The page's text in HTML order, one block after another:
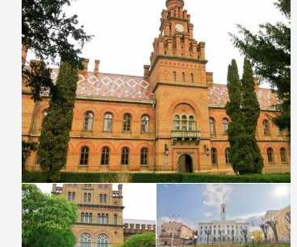
Чернівецька, Україна
АНДІННА